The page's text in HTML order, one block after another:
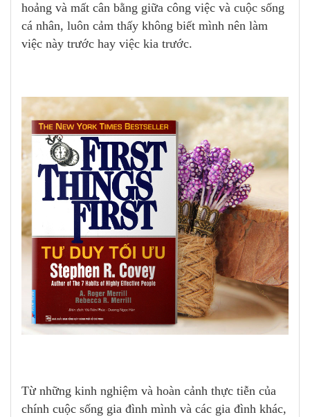
hoảng và mất cân bằng giữa công việc và cuộc sống
cá nhân, luôn cảm thấy không biết mình nên làm
việc này trước hay việc kia trước.
Từ những kinh nghiệm và hoàn cảnh thực tiễn của
chính cuộc sống gia đình mình và các gia đình khác,